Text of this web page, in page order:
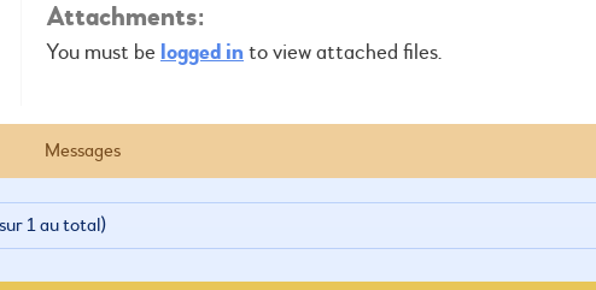
Attachments:
You must be logged into view attached files.
Messages
1 au total)